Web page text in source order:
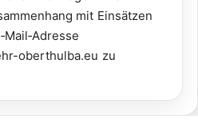
mit Einsätzen
oberthulba.eu zu